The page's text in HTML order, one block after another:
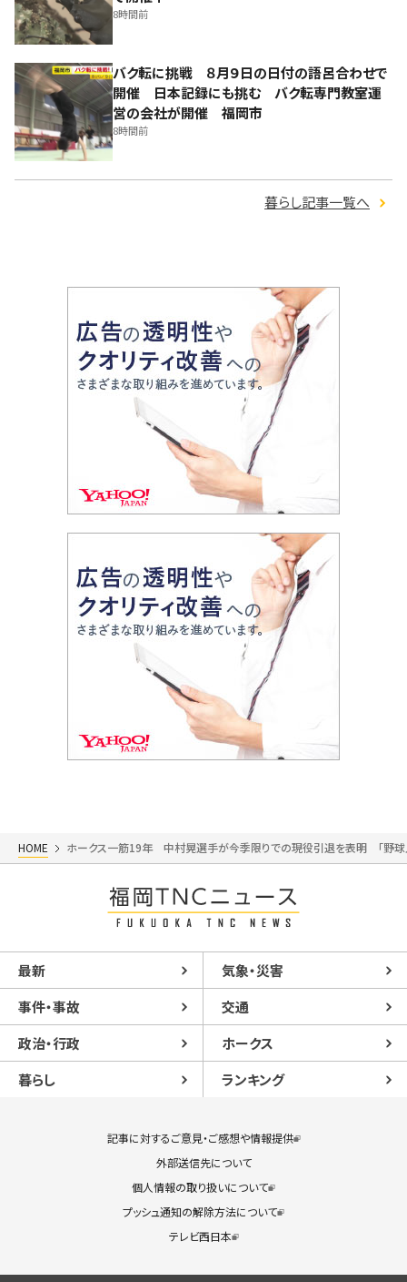
8時間前
バク転に挑戦 ８月９日の日付の語呂合わせで
開催 日本記録にも挑む バク転専門教室運
営の会社が開催 福岡市
8時間前
暮らし記事一覧へ
HOME ホークス一筋19年 中村晃選手が今季限りでの現役引退を表明 「野球
最新
気象・災害
事件・事故
交通
政治・行政
ホークス
暮らし
ランキング
記事に対するご意見・ご感想や情報提供
外部送信先について
個人情報の取り扱いについて
プッシュ通知の解除方法について
テレビ西日本